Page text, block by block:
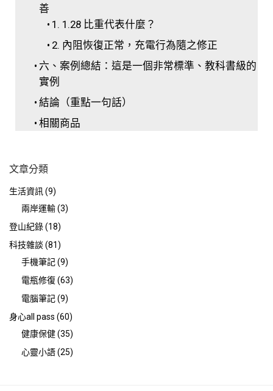
善
1. 1.28 比重代表什麼？
2. 內阻恢復正常，充電行為隨之修正
六、案例總結：這是一個非常標準、教科書級的
實例
結論（重點一句話）
相關商品
文章分類
生活資訊 (9)
兩岸運輸(3)
登山紀錄(18)
科技雜談 (81)
手機筆記(9)
電瓶修復(63)
電腦筆記(9)
身心all pass (60)
健康保健(35)
心靈小語(25)